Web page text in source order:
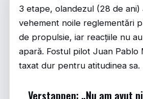
3 etape, olandezul (28 de ani)
vehement noile reglementări
de propulsie, iar reacțiile nu
apară. Fostul pilot Juan Pablo
taxat dur pentru atitudinea sa.
Verstappen: „Nu am avut